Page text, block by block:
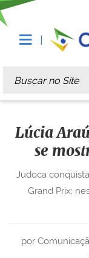
Busca
Busca Avançada…
Lúcia
se
por
Judoca
Grand Prix;